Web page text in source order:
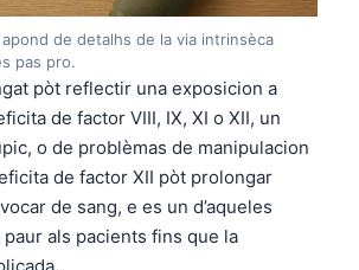
apond de detalhs de la via intrinsèca
pas pro.
pòt reflectir una exposicion a
de factor VIII, IX, XI o XII, un
o de problèmas de manipulacion
de factor XII pòt prolongar
de sang, e es un d’aqueles
als pacients fins que la
dili